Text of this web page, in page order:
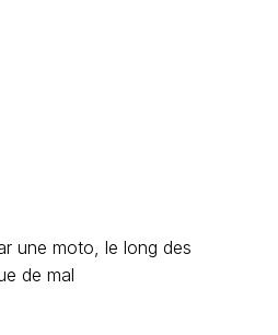
une moto, le long des
de mal